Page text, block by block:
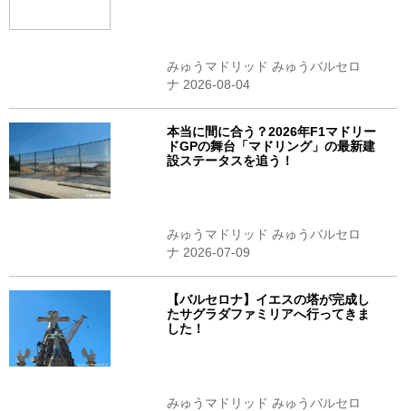
みゅうマドリッド みゅうバルセロ
ナ 2026-08-04
本当に間に合う？2026年F1マドリー
ドGPの舞台「マドリング」の最新建
設ステータスを追う！
みゅうマドリッド みゅうバルセロ
ナ 2026-07-09
【バルセロナ】イエスの塔が完成し
たサグラダファミリアへ行ってきま
した！
みゅうマドリッド みゅうバルセロ